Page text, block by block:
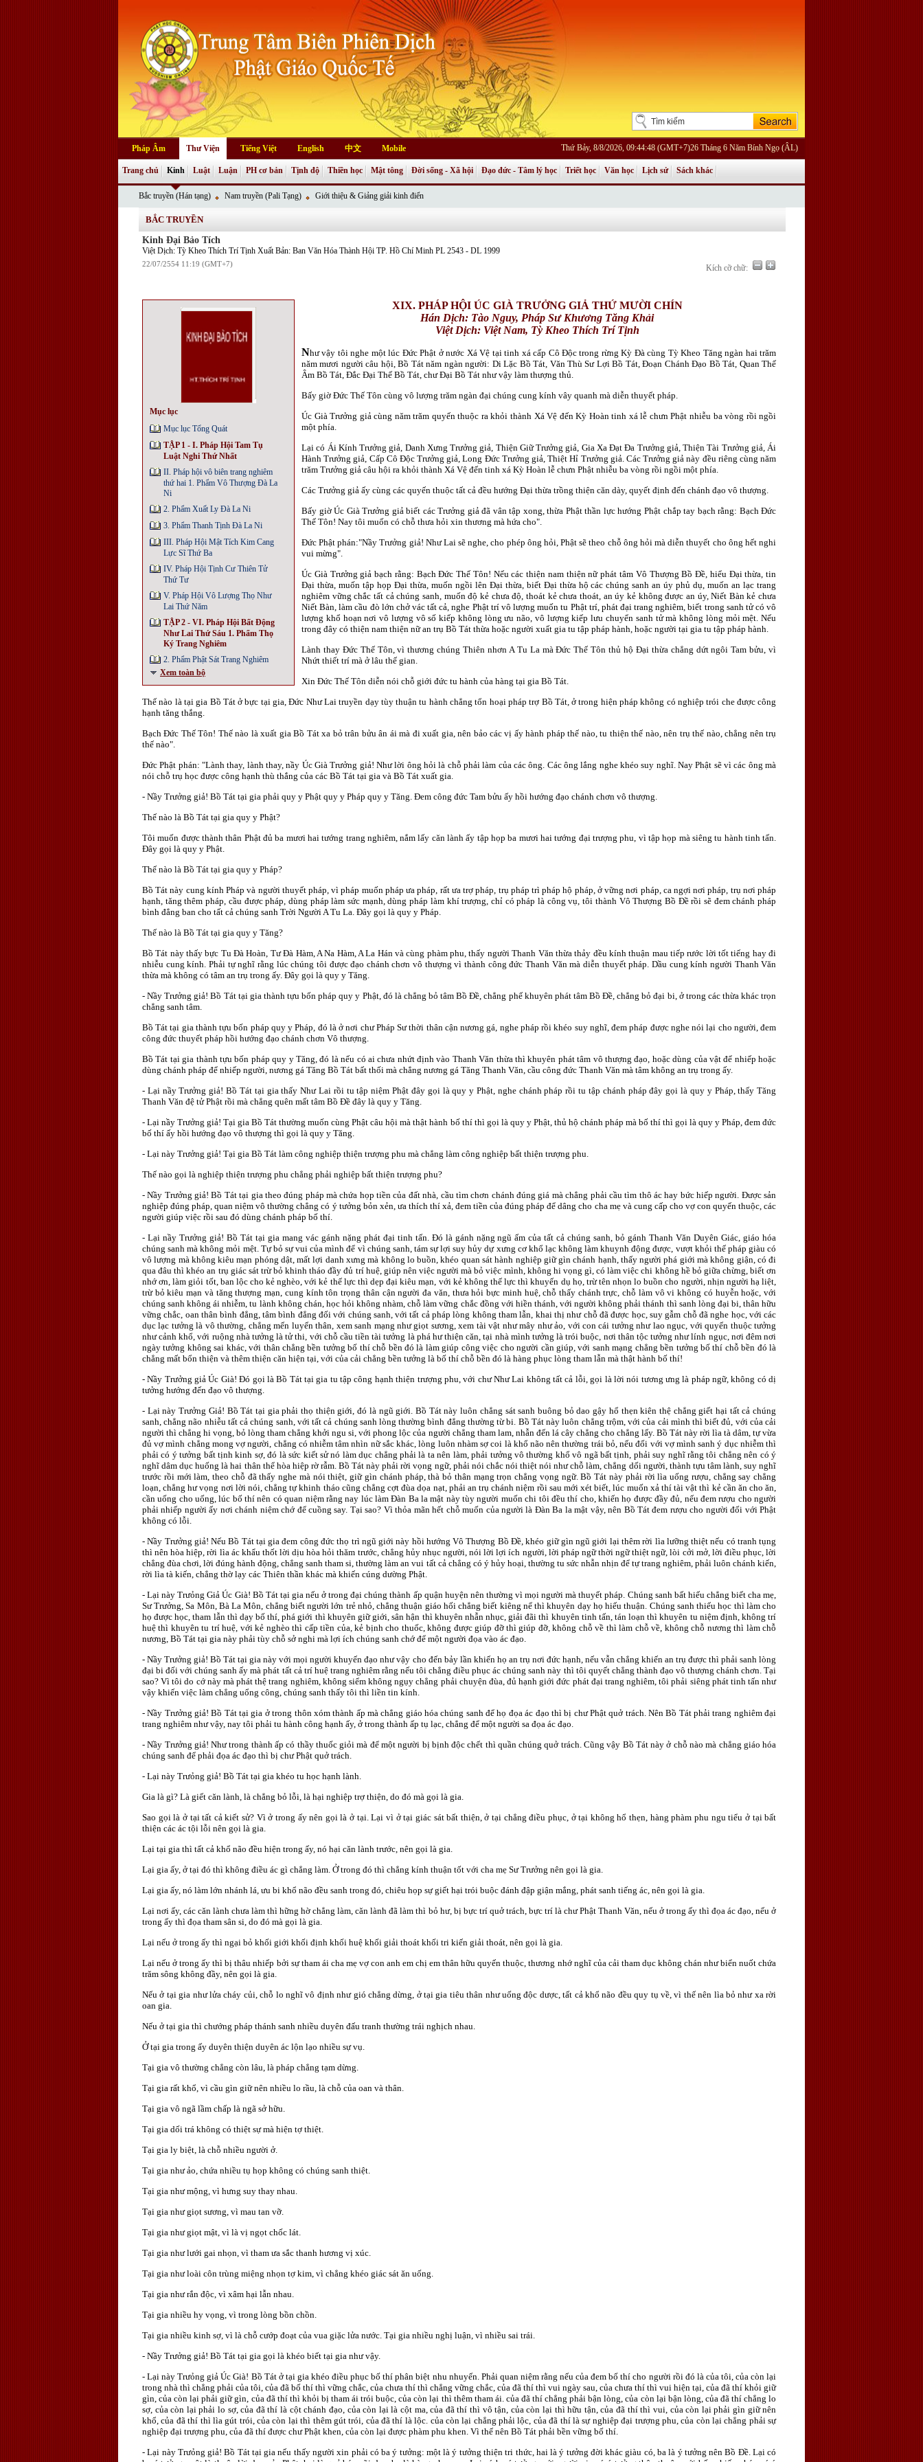
Pháp Âm Thư Viện Tiếng Việt English 中文 Mobile Thứ Bảy, 8/8/2026, 09:44:48 (GMT+7)26 Tháng 6 Năm Bính Ngọ (ÂL)
Trang chủ Kinh
Bắc truyền (Hán tạng) Nam truyền (Pali Tạng) Giới thiệu & Giảng giải kinh điển
Luật Luận PH cơ bản Tịnh độ Thiền học Mật tông Đời sống - Xã hội Đạo đức - Tâm lý học Triết học Văn học Lịch sử Sách khác
BẮC TRUYỀN
Kinh Đại Bảo Tích
Việt Dịch: Tỳ Kheo Thích Trí Tịnh Xuất Bản: Ban Văn Hóa Thành Hội TP. Hồ Chí Minh PL 2543 - DL 1999
22/07/2554 11:19 (GMT+7) Kích cỡ chữ:
Mục lục
Mục lục Tổng Quát
TẬP 1 - I. Pháp Hội Tam Tụ
Luật Nghi Thứ Nhất
II. Pháp hội vô biên trang nghiêm
thứ hai 1. Phẩm Vô Thượng Đà La
Ni
2. Phẩm Xuất Ly Đà La Ni
3. Phẩm Thanh Tịnh Đà La Ni
III. Pháp Hội Mật Tích Kim Cang
Lực Sĩ Thứ Ba
IV. Pháp Hội Tịnh Cư Thiên Tử
Thứ Tư
V. Pháp Hội Vô Lượng Thọ Như
Lai Thứ Năm
TẬP 2 - VI. Pháp Hội Bất Động
Như Lai Thứ Sáu 1. Phẩm Thọ
Ký Trang Nghiêm
2. Phẩm Phật Sát Trang Nghiêm
Xem toàn bộ
XIX. PHÁP HỘI ÚC GIÀ TRƯỞNG GIẢ THỨ MƯỜI CHÍN
Hán Dịch: Tào Nguy, Pháp Sư Khương Tăng Khải
Việt Dịch: Việt Nam, Tỳ Kheo Thích Trí Tịnh
Như vậy tôi nghe một lúc Ðức Phật ở nước Xá Vệ tại tinh xá cấp Cô Độc trong rừng Kỳ Đà cùng Tỳ Kheo Tăng ngàn hai trăm
năm mươi người câu hội, Bồ Tát năm ngàn người: Di Lặc Bồ Tát, Văn Thù Sư Lợi Bồ Tát, Đoạn Chánh Đạo Bồ Tát, Quan Thế
Âm Bồ Tát, Đắc Đại Thế Bồ Tát, chư Ðại Bồ Tát như vậy làm thượng thủ.
Bấy giờ Ðức Thế Tôn cùng vô lượng trăm ngàn đại chúng cung kính vây quanh mà diễn thuyết pháp.
Úc Già Trưởng giả cùng năm trăm quyến thuộc ra khỏi thành Xá Vệ đến Kỳ Hoàn tinh xá lễ chưn Phật nhiễu ba vòng rồi ngồi
một phía.
Lại có Ái Kính Trưởng giả, Danh Xưng Trưởng giả, Thiện Giữ Trưởng giả, Gia Xa Đạt Đa Trưởng giả, Thiện Tài Trưởng giả, Ái
Hành Trưởng giả, Cấp Cô Độc Trưởng giả, Long Đức Trưởng giả, Thiệt Hỉ Trưởng giả. Các Trưởng giả này đều riêng cùng năm
trăm Trưởng giả câu hội ra khỏi thành Xá Vệ đến tinh xá Kỳ Hoàn lễ chưn Phật nhiễu ba vòng rồi ngồi một phía.
Các Trưởng giả ấy cùng các quyến thuộc tất cả đều hướng Đại thừa trồng thiện căn dày, quyết định đến chánh đạo vô thượng.
Bấy giờ Úc Già Trưởng giả biết các Trưởng giả đã vân tập xong, thừa Phật thần lực hướng Phật chắp tay bạch rằng: Bạch Ðức
Thế Tôn! Nay tôi muốn có chỗ thưa hỏi xin thương mà hứa cho".
Đức Phật phán:"Nầy Trưởng giả! Như Lai sẽ nghe, cho phép ông hỏi, Phật sẽ theo chỗ ông hỏi mà diễn thuyết cho ông hết nghi
vui mừng".
Úc Già Trưởng giả bạch rằng: Bạch Ðức Thế Tôn! Nếu các thiện nam thiện nữ phát tâm Vô Thượng Bồ Ðề, hiểu Đại thừa, tin
Đại thừa, muốn tập họp Đại thừa, muốn ngồi lên Đại thừa, biết Đại thừa hộ các chúng sanh an úy phủ dụ, muốn an lạc trang
nghiêm vững chắc tất cả chúng sanh, muốn độ kẻ chưa độ, thoát kẻ chưa thoát, an úy kẻ không được an úy, Niết Bàn kẻ chưa
Niết Bàn, làm cầu đò lớn chở vác tất cả, nghe Phật trí vô lượng muốn tu Phật trí, phát đại trang nghiêm, biết trong sanh tử có vô
lượng khổ hoạn nơi vô lượng vô số kiếp không lòng ưu não, vô lượng kiếp lưu chuyển sanh tử mà không lòng mỏi mệt. Nếu
trong đây có thiện nam thiện nữ an trụ Bồ Tát thừa hoặc người xuất gia tu tập pháp hành, hoặc người tại gia tu tập pháp hành.
Lành thay Ðức Thế Tôn, vì thương chúng Thiên nhơn A Tu La mà Ðức Thế Tôn thủ hộ Đại thừa chẳng dứt ngôi Tam bửu, vì
Nhứt thiết trí mà ở lâu thế gian.
Xin Ðức Thế Tôn diễn nói chỗ giới đức tu hành của hàng tại gia Bồ Tát.
Thế nào là tại gia Bồ Tát ở bực tại gia, Ðức Như Lai truyền dạy tùy thuận tu hành chẳng tổn hoại pháp trợ Bồ Tát, ở trong hiện pháp không có nghiệp trói che được công
hạnh tăng thắng.
Bạch Ðức Thế Tôn! Thế nào là xuất gia Bồ Tát xa bỏ trân bửu ân ái mà đi xuất gia, nên bảo các vị ấy hành pháp thế nào, tu thiện thế nào, nên trụ thế nào, chẳng nên trụ
thế nào".
Đức Phật phán: "Lành thay, lành thay, nầy Úc Già Trưởng giả! Như lời ông hỏi là chỗ phải làm của các ông. Các ông lắng nghe khéo suy nghĩ. Nay Phật sẽ vì các ông mà
nói chỗ trụ học được công hạnh thù thắng của các Bồ Tát tại gia và Bồ Tát xuất gia.
- Nầy Trưởng giả! Bồ Tát tại gia phải quy y Phật quy y Pháp quy y Tăng. Đem công đức Tam bửu ấy hồi hướng đạo chánh chơn vô thượng.
Thế nào là Bồ Tát tại gia quy y Phật?
Tôi muốn được thành thân Phật đủ ba mươi hai tướng trang nghiêm, nắm lấy căn lành ấy tập họp ba mươi hai tướng đại trượng phu, vì tập họp mà siêng tu hành tinh tấn.
Đây gọi là quy y Phật.
Thế nào là Bồ Tát tại gia quy y Pháp?
Bồ Tát này cung kính Pháp và người thuyết pháp, vì pháp muốn pháp ưa pháp, rất ưa trợ pháp, trụ pháp trì pháp hộ pháp, ở vững nơi pháp, ca ngợi nơi pháp, trụ nơi pháp
hạnh, tăng thêm pháp, cầu được pháp, dùng pháp làm sức mạnh, dùng pháp làm khí trượng, chỉ có pháp là công vụ, tôi thành Vô Thượng Bồ Ðề rồi sẽ đem chánh pháp
bình đẳng ban cho tất cả chúng sanh Trời Người A Tu La. Đây gọi là quy y Pháp.
Thế nào là Bồ Tát tại gia quy y Tăng?
Bồ Tát này thấy bực Tu Đà Hoàn, Tư Đà Hàm, A Na Hàm, A La Hán và cùng phàm phu, thấy người Thanh Văn thừa thảy đều kính thuận mau tiếp rước lời tốt tiếng hay đi
nhiễu cung kính. Phải tự nghĩ rằng lúc chúng tôi được đạo chánh chơn vô thượng vì thành công đức Thanh Văn mà diễn thuyết pháp. Dầu cung kính người Thanh Văn
thừa mà không có tâm an trụ trong ấy. Đây gọi là quy y Tăng.
- Nầy Trưởng giả! Bồ Tát tại gia thành tựu bốn pháp quy y Phật, đó là chẳng bỏ tâm Bồ Ðề, chẳng phế khuyên phát tâm Bồ Ðề, chẳng bỏ đại bi, ở trong các thừa khác trọn
chẳng sanh tâm.
Bồ Tát tại gia thành tựu bốn pháp quy y Pháp, đó là ở nơi chư Pháp Sư thời thân cận nương gá, nghe pháp rồi khéo suy nghĩ, đem pháp được nghe nói lại cho người, đem
công đức thuyết pháp hồi hướng đạo chánh chơn Vô thượng.
Bồ Tát tại gia thành tựu bốn pháp quy y Tăng, đó là nếu có ai chưa nhứt định vào Thanh Văn thừa thì khuyên phát tâm vô thượng đạo, hoặc dùng của vật để nhiếp hoặc
dùng chánh pháp để nhiếp người, nương gá Tăng Bồ Tát bất thối mà chẳng nương gá Tăng Thanh Văn, cầu công đức Thanh Văn mà tâm không an trụ trong ấy.
- Lại nầy Trưởng giả! Bồ Tát tại gia thấy Như Lai rồi tu tập niệm Phật đây gọi là quy y Phật, nghe chánh pháp rồi tu tập chánh pháp đây gọi là quy y Pháp, thấy Tăng
Thanh Văn đệ tử Phật rồi mà chẳng quên mất tâm Bồ Ðề đây là quy y Tăng.
- Lại nầy Trưởng giả! Tại gia Bồ Tát thường muốn cùng Phật câu hội mà thật hành bố thí thì gọi là quy y Phật, thủ hộ chánh pháp mà bố thí thì gọi là quy y Pháp, đem đức
bố thí ấy hồi hướng đạo vô thượng thì gọi là quy y Tăng.
- Lại này Trưởng giả! Tại gia Bồ Tát làm công nghiệp thiện trượng phu mà chẳng làm công nghiệp bất thiện trượng phu.
Thế nào gọi là nghiệp thiện trượng phu chẳng phải nghiệp bất thiện trượng phu?
- Nầy Trưởng giả! Bồ Tát tại gia theo đúng pháp mà chứa họp tiền của đất nhà, cầu tìm chơn chánh đúng giá mà chẳng phải cầu tìm thô ác hay bức hiếp người. Được sản
nghiệp đúng pháp, quan niệm vô thường chẳng có ý tưởng bỏn xẻn, ưa thích thí xả, đem tiền của đúng pháp để dâng cho cha mẹ và cung cấp cho vợ con quyến thuộc, các
người giúp việc rồi sau đó dùng chánh pháp bố thí.
- Lại nầy Trưởng giả! Bồ Tát tại gia mang vác gánh nặng phát đại tinh tấn. Đó là gánh nặng ngũ ấm của tất cả chúng sanh, bỏ gánh Thanh Văn Duyên Giác, giáo hóa
chúng sanh mà không mỏi mệt. Tự bỏ sự vui của mình để vì chúng sanh, tám sự lợi suy hủy dự xưng cơ khổ lạc không làm khuynh động được, vượt khỏi thế pháp giàu có
vô lượng mà không kiêu mạn phóng dật, mất lợi danh xưng mà không lo buồn, khéo quan sát hành nghiệp giữ gìn chánh hạnh, thấy người phá giới mà không giận, có đi
qua đâu thì khéo an trụ giác sát trừ bỏ khinh tháo đầy đủ trí huệ, giúp nên việc người mà bỏ việc mình, không hi vọng gì, có làm việc chi không hề bỏ giữa chừng, biết ơn
nhớ ơn, làm giỏi tốt, ban lộc cho kẻ nghèo, với kẻ thế lực thì dẹp đại kiêu mạn, với kẻ không thế lực thì khuyến dụ họ, trừ tên nhọn lo buồn cho người, nhịn người hạ liệt,
trừ bỏ kiêu mạn và tăng thượng mạn, cung kính tôn trọng thân cận người đa văn, thưa hỏi bực minh huệ, chỗ thấy chánh trực, chỗ làm vô vi không có huyễn hoặc, với
chúng sanh không ái nhiễm, tu lành không chán, học hỏi không nhàm, chỗ làm vững chắc đồng với hiền thánh, với người không phải thánh thì sanh lòng đại bi, thân hữu
vững chắc, oan thân bình đẳng, tâm bình đẳng đối với chúng sanh, với tất cả pháp lòng không tham lẫn, khai thị như chỗ đã được học, suy gẫm chỗ đã nghe học, với các
dục lạc tưởng là vô thường, chẳng mến luyến thân, xem sanh mạng như giọt sương, xem tài vật như mây như ảo, với con cái tưởng như lao ngục, với quyến thuộc tưởng
như cảnh khổ, với ruộng nhà tưởng là tử thi, với chỗ cầu tiền tài tưởng là phá hư thiện căn, tại nhà mình tưởng là trói buộc, nơi thân tộc tưởng như lính ngục, nơi đêm nơi
ngày tưởng không sai khác, với thân chẳng bền tưởng bố thí chỗ bền đó là làm giúp công việc cho người cần giúp, với sanh mạng chẳng bền tưởng bố thí chỗ bền đó là
chẳng mất bổn thiện và thêm thiện căn hiện tại, với của cải chẳng bền tưởng là bố thí chỗ bền đó là hàng phục lòng tham lẫn mà thật hành bố thí!
- Nầy Trưởng giả Úc Già! Đó gọi là Bồ Tát tại gia tu tập công hạnh thiện trượng phu, với chư Như Lai không tất cả lỗi, gọi là lời nói tương ưng là pháp ngữ, không có dị
tưởng hướng đến đạo vô thượng.
- Lại này Trưởng Giả! Bồ Tát tại gia phải thọ thiện giới, đó là ngũ giới. Bồ Tát này luôn chẳng sát sanh buông bỏ dao gậy hổ thẹn kiên thệ chẳng giết hại tất cả chúng
sanh, chẳng não nhiễu tất cả chúng sanh, với tất cả chúng sanh lòng thường bình đẳng thường từ bi. Bồ Tát này luôn chẳng trộm, với của cải mình thì biết đủ, với của cải
người thì chẳng hi vọng, bỏ lòng tham chẳng khởi ngu si, với phong lộc của người chẳng tham lam, nhẫn đến lá cây chẳng cho chẳng lấy. Bồ Tát này rời lìa tà dâm, tự vừa
đủ vợ mình chẳng mong vợ người, chẳng có nhiễm tâm nhìn nữ sắc khác, lòng luôn nhàm sợ coi là khổ não nên thường trái bỏ, nếu đối với vợ mình sanh ý dục nhiễm thì
phải có ý tưởng bất tịnh kinh sợ, đó là sức kiết sử nó làm dục chẳng phải là ta nên làm, phải tưởng vô thường khổ vô ngã bất tịnh, phải suy nghĩ rằng tôi chẳng nên có ý
nghĩ dâm dục huống là hai thân thể hòa hiệp rờ rẫm. Bồ Tát này phải rời vọng ngữ, phải nói chắc nói thiệt nói như chỗ làm, chẳng dối người, thành tựu tâm lành, suy nghĩ
trước rồi mới làm, theo chỗ đã thấy nghe mà nói thiệt, giữ gìn chánh pháp, thà bỏ thân mạng trọn chẳng vọng ngữ. Bồ Tát này phải rời lìa uống rượu, chẳng say chẳng
loạn, chẳng hư vọng nơi lời nói, chẳng tự khinh tháo cũng chẳng cợt đùa dọa nạt, phải an trụ chánh niệm rồi sau mới xét biết, lúc muốn xả thí tài vật thì kẻ cần ăn cho ăn,
cần uống cho uống, lúc bố thí nên có quan niệm rằng nay lúc làm Đàn Ba la mật này tùy người muốn chi tôi đều thí cho, khiến họ được đầy đủ, nếu đem rượu cho người
phải nhiếp người ấy nơi chánh niệm chớ để cuồng say. Tại sao? Vì thỏa mãn hết chỗ muốn của người là Đàn Ba la mật vậy, nên Bồ Tát đem rượu cho người đối với Phật
không có lỗi.
- Nầy Trưởng giả! Nếu Bồ Tát tại gia đem công đức thọ trì ngũ giới này hồi hướng Vô Thượng Bồ Ðề, khéo giữ gìn ngũ giới lại thêm rời lìa lưỡng thiệt nếu có tranh tụng
thì nên hòa hiệp, rời lìa ác khẩu thốt lời dịu hòa hỏi thăm trước, chẳng hủy nhục người, nói lời lợi ích người, lời pháp ngữ thời ngữ thiệt ngữ, lòi cởi mở, lời điều phục, lời
chẳng đùa chơi, lời đúng hành động, chẳng sanh tham si, thường làm an vui tất cả chẳng có ý hủy hoại, thường tu sức nhẫn nhịn để tự trang nghiêm, phải luôn chánh kiến,
rời lìa tà kiến, chẳng thờ lạy các Thiên thần khác mà khiến cúng dường Phật.
- Lại này Trưỏng Giả Úc Già! Bồ Tát tại gia nếu ở trong đại chúng thành ấp quận huyện nên thường vì mọi người mà thuyết pháp. Chúng sanh bất hiếu chẳng biết cha mẹ,
Sư Trưởng, Sa Môn, Bà La Môn, chẳng biết người lớn trẻ nhỏ, chẳng thuận giáo hối chẳng biết kiêng nể thì khuyên dạy họ hiếu thuận. Chúng sanh thiếu học thì làm cho
họ được học, tham lẫn thì dạy bố thí, phá giới thì khuyên giữ giới, sân hận thì khuyên nhẫn nhục, giải đãi thì khuyên tinh tấn, tán loạn thì khuyên tu niệm định, không trí
huệ thì khuyên tu trí huệ, với kẻ nghèo thì cấp tiền của, kẻ bịnh cho thuốc, không được giúp đỡ thì giúp đỡ, không chỗ về thì làm chỗ về, không chỗ nương thì làm chỗ
nương, Bồ Tát tại gia này phải tùy chỗ sở nghi mà lợi ích chúng sanh chớ để một người đọa vào ác đạo.
- Nầy Trưởng giả! Bồ Tát tại gia này với mọi người khuyến đạo như vậy cho đến bảy lần khiến họ an trụ nơi đức hạnh, nếu vẫn chẳng khiến an trụ được thì phải sanh lòng
đại bi đối với chúng sanh ấy mà phát tất cả trí huệ trang nghiêm rằng nếu tôi chẳng điều phục ác chúng sanh này thì tôi quyết chẳng thành đạo vô thượng chánh chơn. Tại
sao? Vì tôi do cớ này mà phát thệ trang nghiêm, không siểm không ngụy chẳng phải chuyện đùa, đủ hạnh giới đức phát đại trang nghiêm, tôi phải siêng phát tinh tấn như
vậy khiến việc làm chẳng uổng công, chúng sanh thấy tôi thì liền tin kính.
- Nầy Trưởng giả! Bồ Tát tại gia ở trong thôn xóm thành ấp mà chẳng giáo hóa chúng sanh để họ đọa ác đạo thì bị chư Phật quở trách. Nên Bồ Tát phải trang nghiêm đại
trang nghiêm như vậy, nay tôi phải tu hành công hạnh ấy, ở trong thành ấp tụ lạc, chẳng để một người sa đọa ác đạo.
- Nầy Trưởng giả! Như trong thành ấp có thầy thuốc giỏi mà để một người bị bịnh độc chết thì quần chúng quở trách. Cũng vậy Bồ Tát này ở chỗ nào mà chẳng giáo hóa
chúng sanh để phải đọa ác đạo thì bị chư Phật quở trách.
- Lại này Trưỏng giả! Bồ Tát tại gia khéo tu học hạnh lành.
Gia là gì? Là giết căn lành, là chẳng bỏ lỗi, là hại nghiệp trợ thiện, do đó mà gọi là gia.
Sao gọi là ở tại tất cả kiết sử? Vì ở trong ấy nên gọi là ở tại. Lại vì ở tại giác sát bất thiện, ở tại chẳng điều phục, ở tại không hổ thẹn, hàng phàm phu ngu tiểu ở tại bất
thiện các ác tội lỗi nên gọi là gia.
Lại tại gia thì tất cả khổ não đều hiện trong ấy, nó hại căn lành trước, nên gọi là gia.
Lại gia ấy, ở tại đó thì không điều ác gì chẳng làm. Ở trong đó thì chẳng kính thuận tốt với cha mẹ Sư Trưởng nên gọi là gia.
Lại gia ấy, nó làm lớn nhánh lá, ưu bi khổ não đều sanh trong đó, chiêu họp sự giết hại trói buộc đánh đập giận mắng, phát sanh tiếng ác, nên gọi là gia.
Lại nơi ấy, các căn lành chưa làm thì hững hờ chẳng làm, căn lành đã làm thì bỏ hư, bị bực trí quở trách, bực trí là chư Phật Thanh Văn, nếu ở trong ấy thì đọa ác đạo, nếu ở
trong ấy thì đọa tham sân si, do đó mà gọi là gia.
Lại nếu ở trong ấy thì ngại bỏ khối giới khối định khối huệ khối giải thoát khối tri kiến giải thoát, nên gọi là gia.
Lại nếu ở trong ấy thì bị thâu nhiếp bởi sự tham ái cha mẹ vợ con anh em chị em thân hữu quyến thuộc, thương nhớ nghĩ của cải tham dục không chán như biển nuốt chứa
trăm sông không đầy, nên gọi là gia.
Nếu ở tại gia như lửa cháy củi, chỗ lo nghĩ vô định như gió chẳng dừng, ở tại gia tiêu thân như uống độc dược, tất cả khổ não đều quy tụ về, vì thế nên lìa bỏ như xa rời
oan gia.
Nếu ở tại gia thì chướng pháp thánh sanh nhiều duyên đấu tranh thường trái nghịch nhau.
Ở tại gia trong ấy duyên thiện duyên ác lộn lạo nhiều sự vụ.
Tại gia vô thường chẳng còn lâu, là pháp chẳng tạm dừng.
Tại gia rất khổ, vì cầu gìn giữ nên nhiều lo rầu, là chỗ của oan và thân.
Tại gia vô ngã lầm chấp là ngã sở hữu.
Tại gia dối trá không có thiệt sự mà hiện tợ thiệt.
Tại gia ly biệt, là chỗ nhiều người ở.
Tại gia như ảo, chứa nhiều tụ họp không có chúng sanh thiệt.
Tại gia như mộng, vì hưng suy thay nhau.
Tại gia như giọt sương, vì mau tan vỡ.
Tại gia như giọt mật, vì là vị ngọt chốc lát.
Tại gia như lưới gai nhọn, vì tham ưa sắc thanh hương vị xúc.
Tại gia như loài côn trùng miệng nhọn tợ kim, vì chẳng khéo giác sát ăn uống.
Tại gia như rắn độc, vì xâm hại lẫn nhau.
Tại gia nhiều hy vọng, vì trong lòng bồn chồn.
Tại gia nhiều kinh sợ, vì là chỗ cướp đoạt của vua giặc lửa nước. Tại gia nhiều nghị luận, vì nhiều sai trái.
- Nầy Trưởng giả! Bồ Tát tại gia gọi là khéo biết tại gia như vậy.
- Lại này Trưỏng giả Úc Già! Bồ Tát ở tại gia khéo điều phục bố thí phân biệt nhu nhuyến. Phải quan niệm rằng nếu của đem bố thí cho người rồi đó là của tôi, của còn lại
trong nhà thì chẳng phải của tôi, của đã bố thí thì vững chắc, của chưa thí thì chẳng vững chắc, của đã thí thì vui ngày sau, của chưa thí thì vui hiện tại, của đã thí khỏi giữ
gìn, của còn lại phải giữ gìn, của đã thí thì khỏi bị tham ái trói buộc, của còn lại thì thêm tham ái. của đã thí chẳng phải bận lòng, của còn lại bận lòng, của đã thí chẳng lo
sợ, của còn lại phải lo sợ, của đã thí là cột chánh đạo, của còn lại là cột ma, của đã thí thì vô tận, của còn lại thì hữu tận, của đã thí thì vui, của còn lại phải gìn giữ nên
khổ, của đã thí thì lìa gút trói, của còn lại thì thêm gút trói, của đã thí là lộc. của còn lại chẳng phải lộc, của đã thí là sự nghiệp đại trượng phu, của còn lại chẳng phải sự
nghiệp đại trượng phu, của đã thí được chư Phật khen, của còn lại được phàm phu khen. Vì thế nên Bồ Tát phải bền vững bố thí.
- Lại này Trưỏng giả! Bồ Tát tại gia nếu thấy người xin phải có ba ý tưởng: một là ý tưởng thiện tri thức, hai là ý tưởng đời khác giàu có, ba là ý tưởng nên Bồ Ðề. Lại có